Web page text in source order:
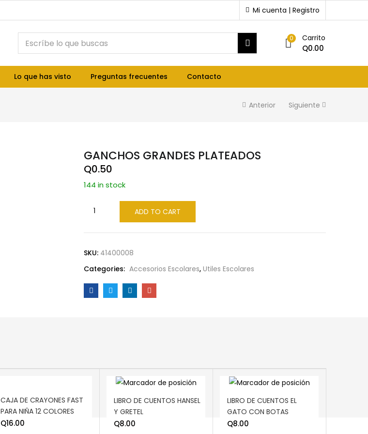
Mi cuenta | Registro
0 Carrito
Q0.00
Lo que has visto Preguntas frecuentes Contacto
Anterior Siguiente
GANCHOS GRANDES PLATEADOS
Q0.50
144 in stock
ADD TO CART
SKU: 41400008
Categories: Accesorios Escolares, Utiles Escolares
CAJA DE CRAYONES FAST
PARA NIÑA 12 COLORES
Q16.00
LIBRO DE CUENTOS HANSEL
Y GRETEL
Q8.00
LIBRO DE CUENTOS EL
GATO CON BOTAS
Q8.00